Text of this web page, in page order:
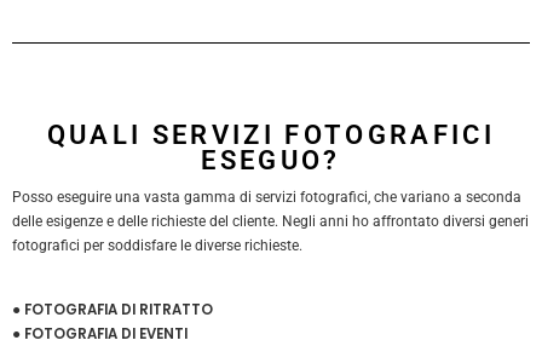
QUALI SERVIZI FOTOGRAFICI
ESEGUO?
Posso eseguire una vasta gamma di servizi fotografici, che variano a seconda
delle esigenze e delle richieste del cliente. Negli anni ho affrontato diversi generi
fotografici per soddisfare le diverse richieste.
● FOTOGRAFIA DI RITRATTO
● FOTOGRAFIA DI EVENTI